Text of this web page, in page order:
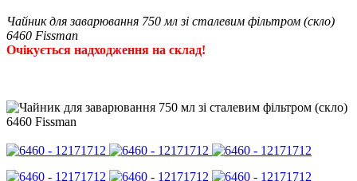
Чайник для заварювання 750 мл зі сталевим фільтром (скло)
6460 Fissman
Очікується надходження на склад!